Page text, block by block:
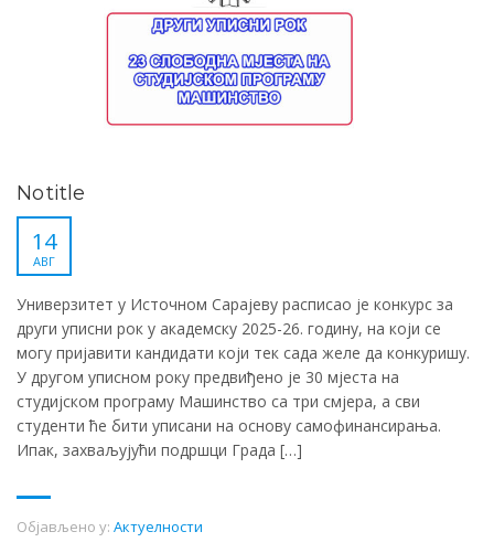
No title
14
АВГ
Универзитет у Источном Сарајеву расписао је конкурс за
други уписни рок у академску 2025-26. годину, на који се
могу пријавити кандидати који тек сада желе да конкуришу.
У другом уписном року предвиђено је 30 мјеста на
студијском програму Машинство са три смјера, а сви
студенти ће бити уписани на основу самофинансирања.
Ипак, захваљујући подршци Града […]
Објављено у: Актуелности